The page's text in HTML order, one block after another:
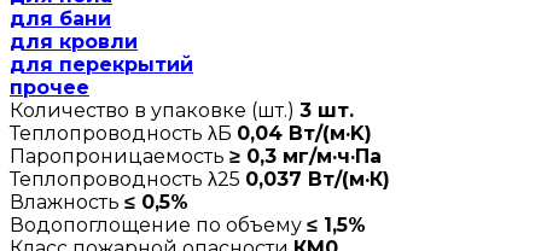
для бани
для кровли
для перекрытий
прочее
Количество в упаковке (шт.) 3 шт.
Теплопроводность λБ 0,04 Вт/(м·K)
Паропроницаемость ≥ 0,3 мг/м·ч·Па
Теплопроводность λ25 0,037 Вт/(м·К)
Влажность ≤ 0,5%
Водопоглощение по объему ≤ 1,5%